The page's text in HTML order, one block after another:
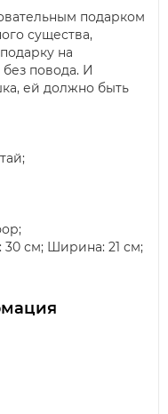
подарком
существа,
на
повода. И
ей должно быть
см; Ширина: 21 см;